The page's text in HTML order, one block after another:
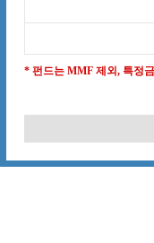
* 펀드는 MMF 제외, 특정